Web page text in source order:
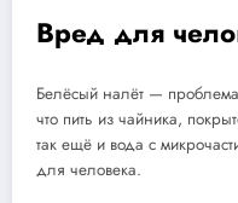
Вред для
Белёсый налёт — проблема
что пить из чайника,
так ещё и вода с
для человека.